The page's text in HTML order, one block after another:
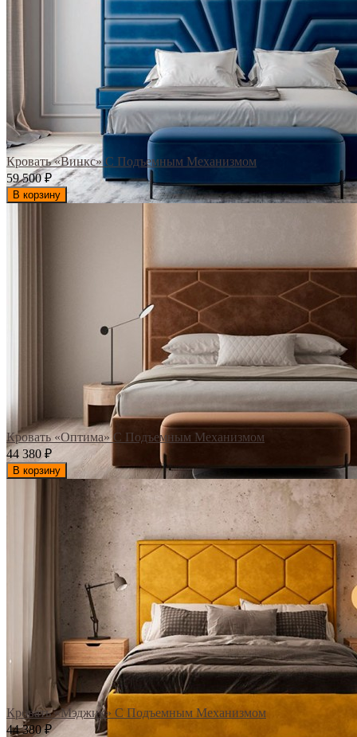
Кровать «Винкс» С Подъемным Механизмом
59 500₽
В корзину
Кровать «Оптима» С Подъемным Механизмом
44 380 ₽
В корзину
Кровать «Мэджик» С Подъемным Механизмом
44 380₽